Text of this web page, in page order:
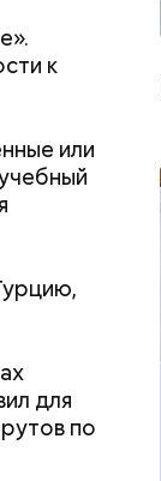
к
или
для
по
тысяч
при
кто может